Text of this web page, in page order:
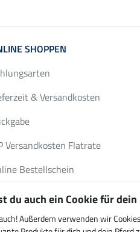
SHOPPEN
& Versandkosten
Versandkosten Flatrate
Bestellschein
du auch ein Cookie für
Außerdem verwenden wir